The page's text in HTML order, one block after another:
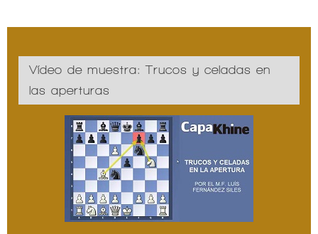
Vídeo de muestra: Trucos y celadas en
las aperturas